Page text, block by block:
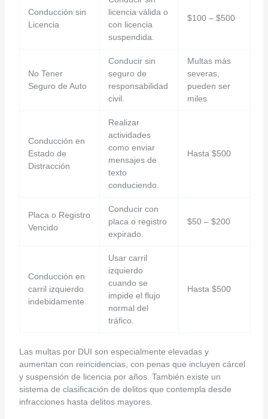
Conducción sin
Licencia
licencia válida o
con licencia
suspendida.
$100 – $500
No Tener
Seguro de Auto
Conducir sin
seguro de
responsabilidad
civil.
Multas más
severas,
pueden ser
miles
Conducción en
Estado de
Distracción
Realizar
actividades
como enviar
mensajes de
texto
conduciendo.
Hasta $500
Placa o Registro
Vencido
Conducir con
placa o registro
expirado.
$50 – $200
Conducción en
carril izquierdo
indebidamente
Usar carril
izquierdo
cuando se
impide el flujo
normal del
tráfico.
Hasta $500
Las multas por DUI son especialmente elevadas y
aumentan con reincidencias, con penas que incluyen cárcel
y suspensión de licencia por años. También existe un
sistema de clasificación de delitos que contempla desde
infracciones hasta delitos mayores.